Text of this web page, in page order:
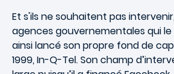
Et s'ils ne souhaitent pas
agences gouvernementales qui le
ainsi lancé son propre fond de
1999, In-Q-Tel. Son champ